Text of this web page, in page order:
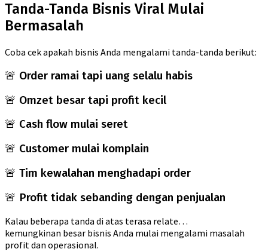
Tanda-Tanda Bisnis Viral Mulai
Bermasalah
Coba cek apakah bisnis Anda mengalami tanda-tanda berikut:
🚨 Order ramai tapi uang selalu habis
🚨 Omzet besar tapi profit kecil
🚨 Cash flow mulai seret
🚨 Customer mulai komplain
🚨 Tim kewalahan menghadapi order
🚨 Profit tidak sebanding dengan penjualan
Kalau beberapa tanda di atas terasa relate…
kemungkinan besar bisnis Anda mulai mengalami masalah
profit dan operasional.